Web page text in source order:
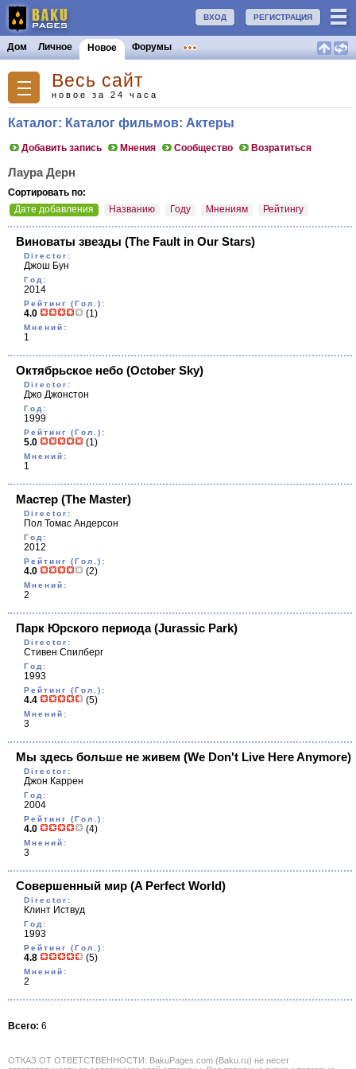
РЕГИСТРАЦИЯ
ВХОД
Дом Личное Новое Форумы
Весь сайт
новое за 24 часа
Каталог: Каталог фильмов: Актеры
Добавить запись Мнения Сообщество Возратиться
Лаура Дерн
Сортировать по:
Дате добавления
Названию Году Мнениям Рейтингу
Виноваты звезды (The Fault in Our Stars)
Director:
Джош Бун
Год:
2014
Рейтинг (Гол.):
4.0 (1)
Мнений:
1
Октябрьское небо (October Sky)
Director:
Джо Джонстон
Год:
1999
Рейтинг (Гол.):
5.0 (1)
Мнений:
1
Мастер (The Master)
Director:
Пол Томас Андерсон
Год:
2012
Рейтинг (Гол.):
4.0 (2)
Мнений:
2
Парк Юрского периода(Jurassic Park)
Director:
Стивен Спилберг
Год:
1993
Рейтинг (Гол.):
4.4 (5)
Мнений:
3
Мы здесь больше не живем (We Don't Live Here Anymore)
Director:
Джон Каррен
Год:
2004
Рейтинг (Гол.):
4.0 (4)
Мнений:
3
Совершенный мир (A Perfect World)
Director:
Клинт Иствуд
Год:
1993
Рейтинг (Гол.):
4.8 (5)
Мнений:
2
Всего: 6
ОТКАЗ ОТ ОТВЕТСТВЕННОСТИ: BakuPages.com (Baku.ru) не несет